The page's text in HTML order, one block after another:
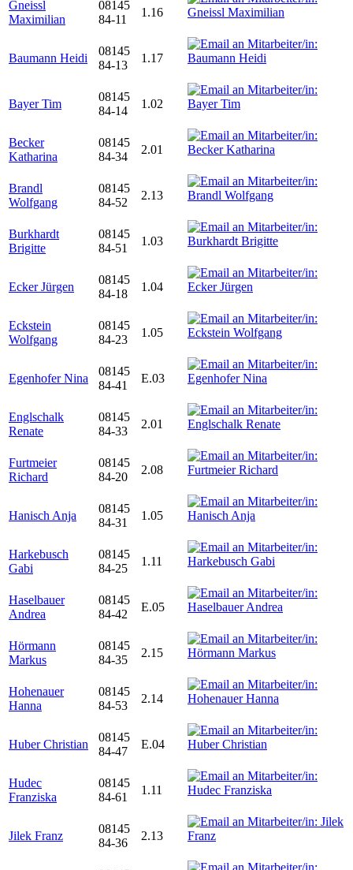
Gneissl
Maximilian
08145
84-11
1.16
Baumann Heidi
08145
84-13
1.17
Bayer Tim
08145
84-14
1.02
Becker
Katharina
08145
84-34
2.01
Brandl
Wolfgang
08145
84-52
2.13
Burkhardt
Brigitte
08145
84-51
1.03
Ecker Jürgen
08145
84-18
1.04
Eckstein
Wolfgang
08145
84-23
1.05
Egenhofer Nina
08145
84-41
E.03
Englschalk
Renate
08145
84-33
2.01
Furtmeier
Richard
08145
84-20
2.08
Hanisch Anja
08145
84-31
1.05
Harkebusch
Gabi
08145
84-25
1.11
Haselbauer
Andrea
08145
84-42
E.05
Hörmann
Markus
08145
84-35
2.15
Hohenauer
Hanna
08145
84-53
2.14
Huber Christian
08145
84-47
E.04
Hudec
Franziska
08145
84-61
1.11
Jilek Franz
08145
84-36
2.13